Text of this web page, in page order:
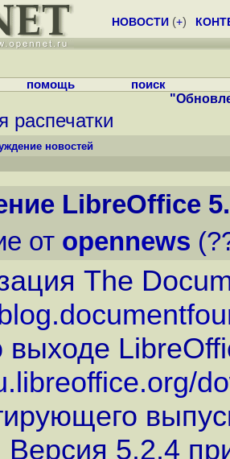
НОВОСТИ (+)
помощь поиск
распечатки
новостей
LibreOffice
от opennews
The
выходе
5.2.4